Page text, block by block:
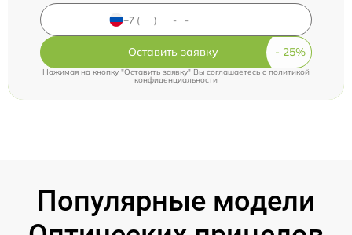
Оставить заявку
Нажимая на кнопку "Оставить заявку" Вы соглашаетесь c политикой
конфиденциальности
Популярные модели